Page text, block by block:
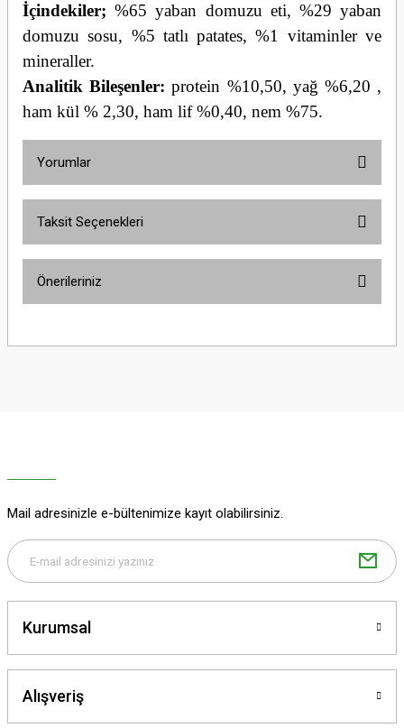
İçindekiler;%65 yaban domuzu eti, %29 yaban
domuzu sosu, %5 tatlı patates, %1 vitaminler ve
mineraller.
Analitik Bileşenler:protein %10,50, yağ %6,20 ,
ham kül % 2,30, ham lif %0,40, nem %75.
Yorumlar
Taksit Seçenekleri
Önerileriniz
yetersiz gördüğünüz noktaları öneri formunu kullanarak tarafımıza
Bu ürüne benzer farklı alternatifler olmalı.
Mail adresinizle e-bültenimize kayıt olabilirsiniz.
Kurumsal
Alışveriş